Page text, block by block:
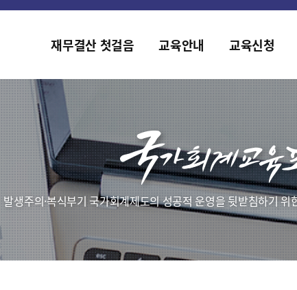
홈페이지가 새롭게 개편되었습니다.
재무결산 첫걸음 교육안내 교육신청
발생주의·복식부기 국가회계제도의 성공적 운영을 뒷받침하기